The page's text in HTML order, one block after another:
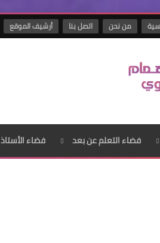
من نحن اتصل بنا أرشيف الموقع
فضاء التعلم عن بعد فضاء الأستاذ